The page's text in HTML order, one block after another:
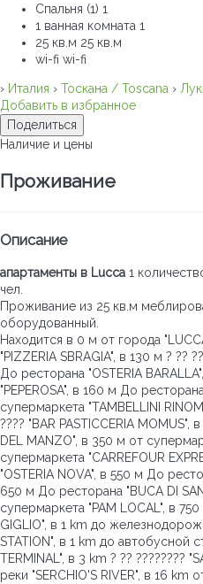
Спальня (1) 1
1 ванная комната 1
25 кв.м 25 кв.м
wi-fi wi-fi
› Италия › Тоскана / Toscana ›
Добавить в избранное
Поделиться
Наличие и цены
Проживание
Описание
апартаменты в Lucca 1
чел.
Проживание из 25 кв.м
оборудованный.
Находится в 0 м от города
"PIZZERIA SBRAGIA", в 130 м ? ??
До ресторана "OSTERIA
"PEPEROSA", в 160 м До
супермаркета "TAMBELLINI
???? "BAR PASTICCERIA
DEL MANZO", в 350 м от
супермаркета "CARREFOUR
"OSTERIA NOVA", в 550 м До
650 м До ресторана "BUCA DI
супермаркета "PAM LOCAL", в
GIGLIO", в 1 km до
STATION", в 1 km до автобусной
TERMINAL", в 3 km ? ?? ????????
реки "SERCHIO'S RIVER", в 16 km